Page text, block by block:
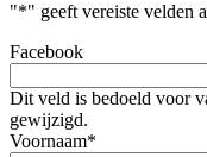
"*" geeft vereiste velden
Facebook
Dit veld is bedoeld voor
gewijzigd.
Voornaam*